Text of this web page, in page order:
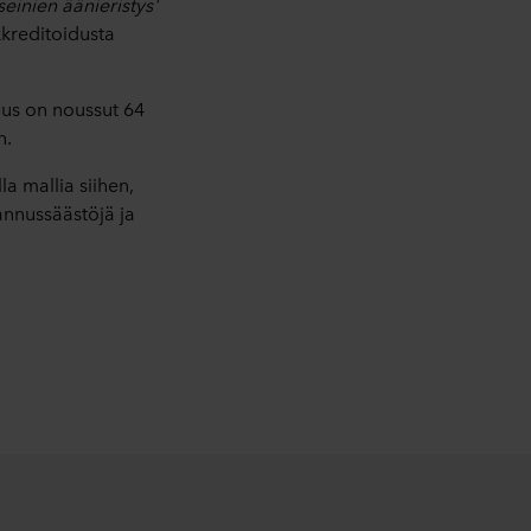
on noussut 64
mallia siihen,
ja